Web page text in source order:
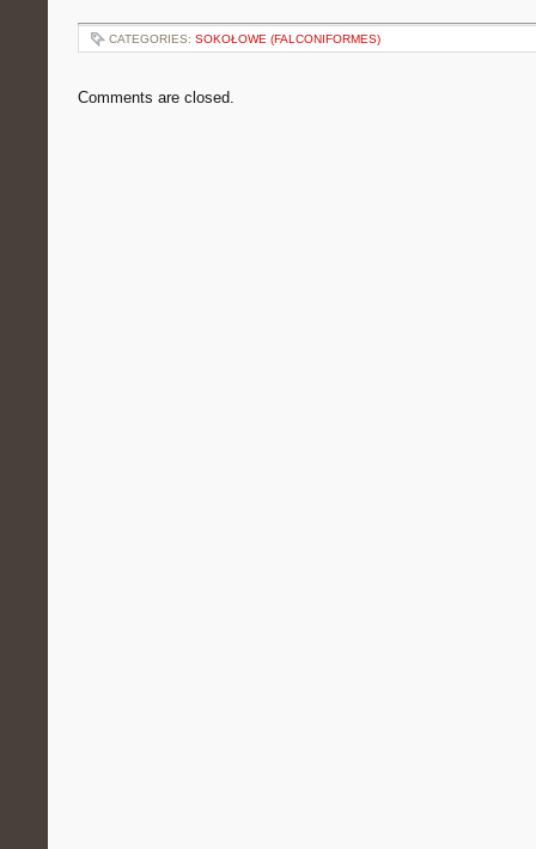
CATEGORIES: SOKOŁOWE (FALCONIFORMES)
Comments are closed.